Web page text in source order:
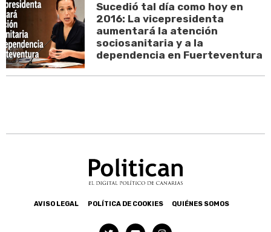
Sucedió tal día como hoy en
2016: La vicepresidenta
aumentará la atención
sociosanitaria y a la
dependencia en Fuerteventura
AVISO LEGAL POLÍTICA DE COOKIES QUIÉNES SOMOS